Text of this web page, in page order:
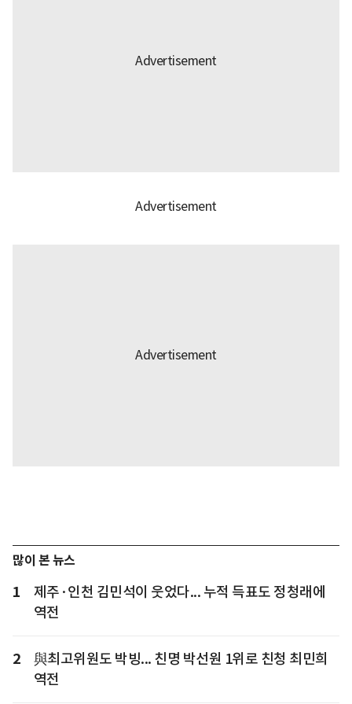
많이 본 뉴스
1
제주·인천 김민석이 웃었다... 누적 득표도 정청래에
역전
2
與최고위원도 박빙... 친명 박선원 1위로 친청 최민희
역전